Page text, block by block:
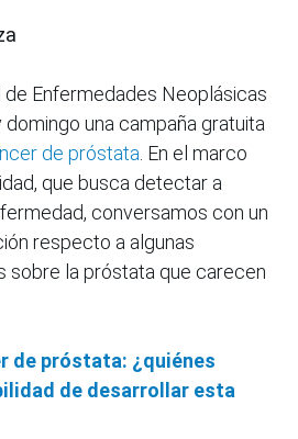
de Enfermedades Neoplásicas
domingo una campaña gratuita
de próstata . En el marco
que busca detectar a
conversamos con un
respecto a algunas
sobre la próstata que carecen
de próstata: ¿quiénes
de desarrollar esta